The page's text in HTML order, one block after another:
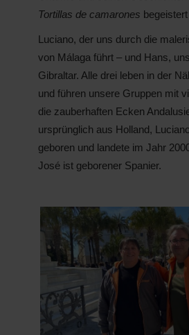
Tortillas de camarones
Luciano, der uns durch die
von Málaga führt – und Hans,
Gibraltar. Alle drei leben in der
und führen unsere Gruppen mit
die zauberhaften Ecken
ursprünglich aus Holland,
geboren und landete im Jahr
José ist geborener Spanier.